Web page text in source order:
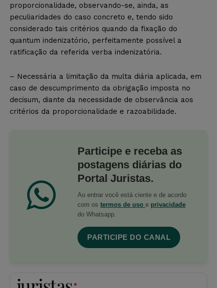
proporcionalidade, observando-se, ainda, as
peculiaridades do caso concreto e, tendo sido
considerado tais critérios quando da fixação do
quantum indenizatório, perfeitamente possível a
ratificação da referida verba indenizatória.
– Necessária a limitação da multa diária aplicada, em
caso de descumprimento da obrigação imposta no
decisum, diante da necessidade de observância aos
critérios da proporcionalidade e razoabilidade.
Participe e receba as
postagens diárias do
Portal Juristas.
Ao entrar você está ciente e de acordo
com os termos de uso e privacidade
do Whatsapp.
PARTICIPE DO CANAL